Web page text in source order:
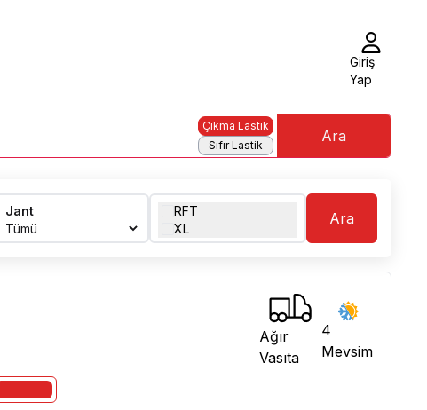
Giriş
Yap
Çıkma Lastik
Sıfır Lastik
Ara
Jant
RFT
XL
Ara
Ağır
Vasıta
4
Mevsim